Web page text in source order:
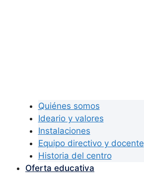
Quiénes somos
Ideario y valores
Instalaciones
Equipo directivo y docente
Historia del centro
Oferta educativa